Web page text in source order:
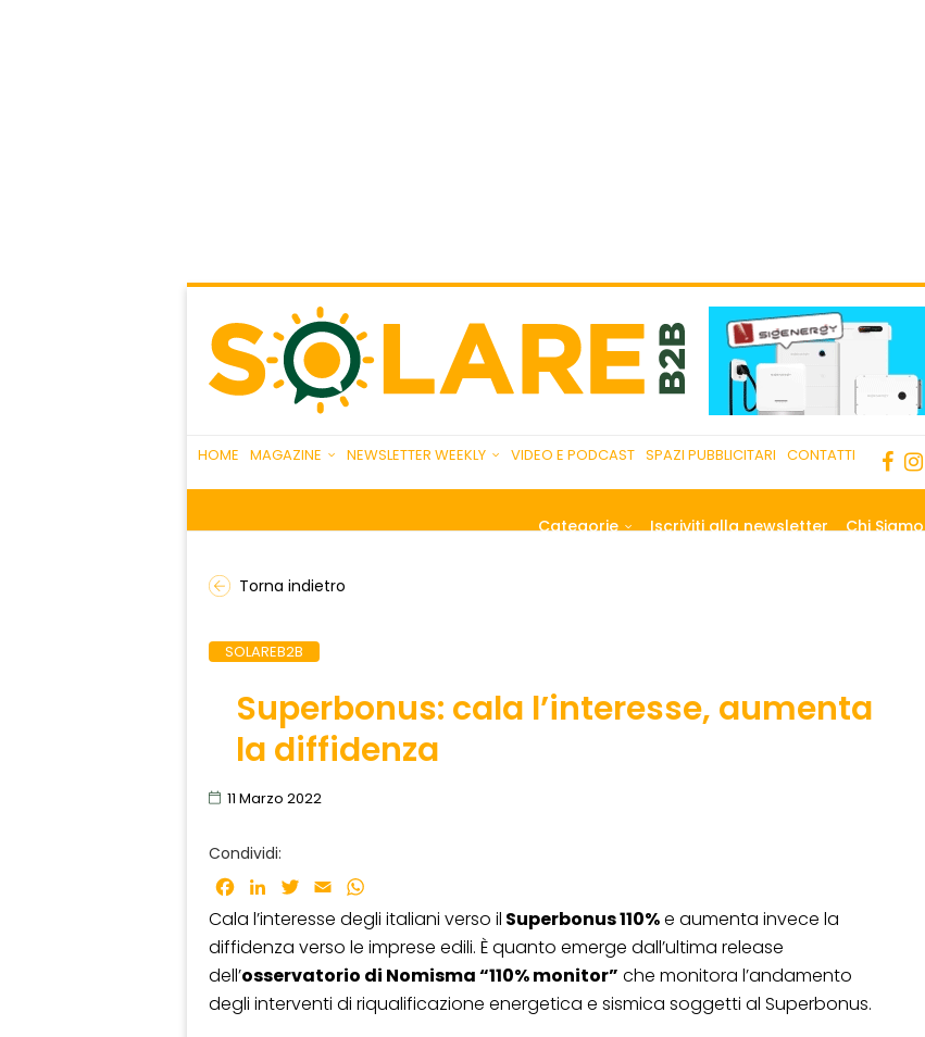
HOME MAGAZINE NEWSLETTER WEEKLY VIDEO E PODCAST SPAZI PUBBLICITARI CONTATTI
Categorie Iscriviti alla newsletter Chi Siamo
Torna indietro
SOLAREB2B
Superbonus: cala l’interesse, aumenta
la diffidenza
11 Marzo 2022
Condividi:
Facebook
LinkedInTwitter
Email
Cala l’interesse degli italiani verso il Superbonus 110%e aumenta invece la
diffidenza verso le imprese edili. È quanto emerge dall’ultima release
dell’osservatorio di Nomisma “110% monitor” che monitora l’andamento
degli interventi di riqualificazione energetica e sismica soggetti al Superbonus.